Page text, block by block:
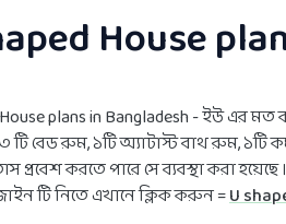
House
House plans in Bangladesh - ইউ এর
টি বেড রুম, ১টি অ্যাটাস্ট বাথ রুম, ১টি
প্রবেশ করতে পারে সে ব্যবস্থা করা
টি নিতে এখানে ক্লিক করুন =U